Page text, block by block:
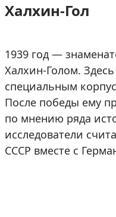
Халхин-Гол
1939 год —
Халхин-Голом.
специальным
После победы ему
по мнению ряда
исследователи
СССР вместе с